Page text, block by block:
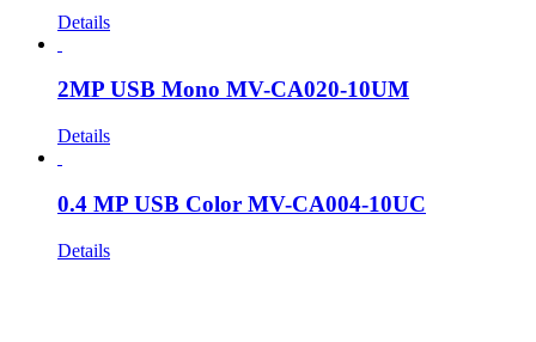
Details
2MP USB Mono MV-CA020-10UM
Details
0.4 MP USB Color MV-CA004-10UC
Details